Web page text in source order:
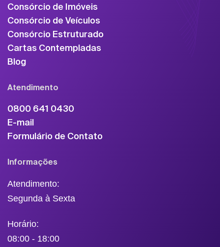
Consórcio de Imóveis
Consórcio de Veículos
Consórcio Estruturado
Cartas Contempladas
Blog
Atendimento
0800 641 0430
E-mail
Formulário de Contato
Informações
Atendimento:
Segunda à Sexta
Horário:
08:00 - 18:00